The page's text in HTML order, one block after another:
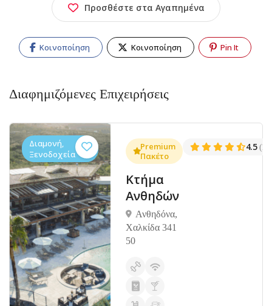
Προσθέστε στα Αγαπημένα
Κοινοποίηση Κοινοποίηση Pin It
Διαφημιζόμενες Επιχειρήσεις
(1381)
Διαμονή,
Ξενοδοχεία
Premium
Πακέτο
Κτήμα
Ανθηδών
Ανθηδόνα,
Χαλκίδα 341
50
4.5